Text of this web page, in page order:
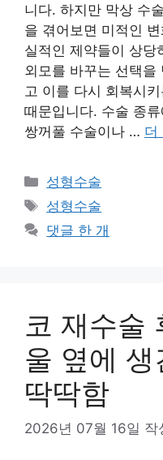
니다. 하지만 막상 수
을 겪어보면 미적인
실적인 제약들이 상당
외모를 바꾸는 선택을
고 이를 다시 회복시
때문입니다. 수술 종
쌍꺼풀 수술이나 … 더
카
테
고
리
성형수술
태
그
성형수술
댓글 한 개
코 재수술
울 옆에 생
딱딱함
2026년 07월 16일 작